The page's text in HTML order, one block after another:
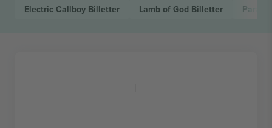
Electric Callboy Billetter Lamb of God Billetter